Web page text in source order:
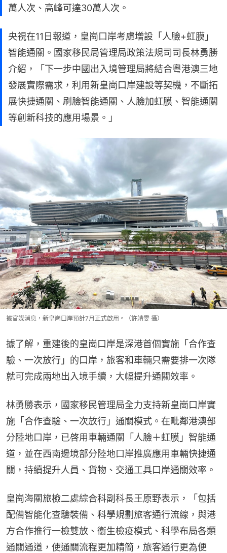
萬人次、高峰可達30萬人次。
央視在11日報道，皇崗口岸考慮增設「人臉+虹膜」
智能通關。國家移民局管理局政策法規司司長林勇勝
介紹，「下一步中國出入境管理局將結合粵港澳三地
發展實際需求，利用新皇崗口岸建設等契機，不斷拓
展快捷通關、刷臉智能通關、人臉加虹膜、智能通關
等創新科技的應用場景。」
據官媒消息，新皇崗口岸預計7月正式啟用。（許靖雯 攝）
據了解，重建後的皇崗口岸是深港首個實施「合作查
驗、一次放行」的口岸，旅客和車輛只需要排一次隊
就可完成兩地出入境手續，大幅提升通關效率。
林勇勝表示，國家移民管理局全力支持新皇崗口岸實
施「合作查驗、一次放行」通關模式。在毗鄰港澳部
分陸地口岸，已啓用車輛通關「人臉＋虹膜」智能通
道，並在西南邊境部分陸地口岸推廣應用車輛快捷通
關，持續提升人員、貨物、交通工具口岸通關效率。
皇崗海關旅檢二處綜合科副科長王原野表示，「包括
配備智能化查驗裝備、科學規劃旅客通行流線，與港
方合作推行一檢雙放、衞生檢疫模式、科學布局各類
通關通道，使通關流程更加精簡，旅客通行更為便